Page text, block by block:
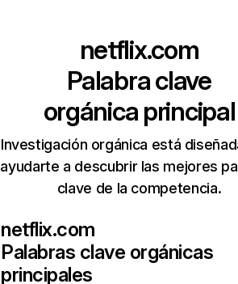
netflix.com
Palabra clave
orgánica principal
Investigación orgánica está
ayudarte a descubrir las mejores
clave de la competencia.
netflix.com
Palabras clave orgánicas
principales